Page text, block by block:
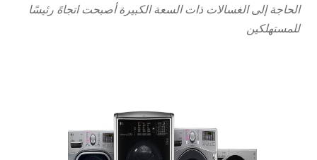
الحاجة إلى الغسالات ذات السعة الكبيرة أصبحت اتجاهً رئيسًا
للمستهلكين